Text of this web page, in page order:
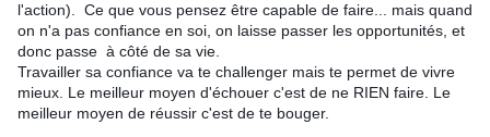
l'action).
Ce que vous pensez être capable de faire... mais quand
on n'a pas confiance en soi, on laisse passer les opportunités, et
donc passe à côté de sa vie.
Travailler sa confiance va te challenger mais te permet de vivre
mieux. Le meilleur moyen d'échouer c'est de ne RIEN faire. Le
meilleur moyen de réussir c'est de te bouger.